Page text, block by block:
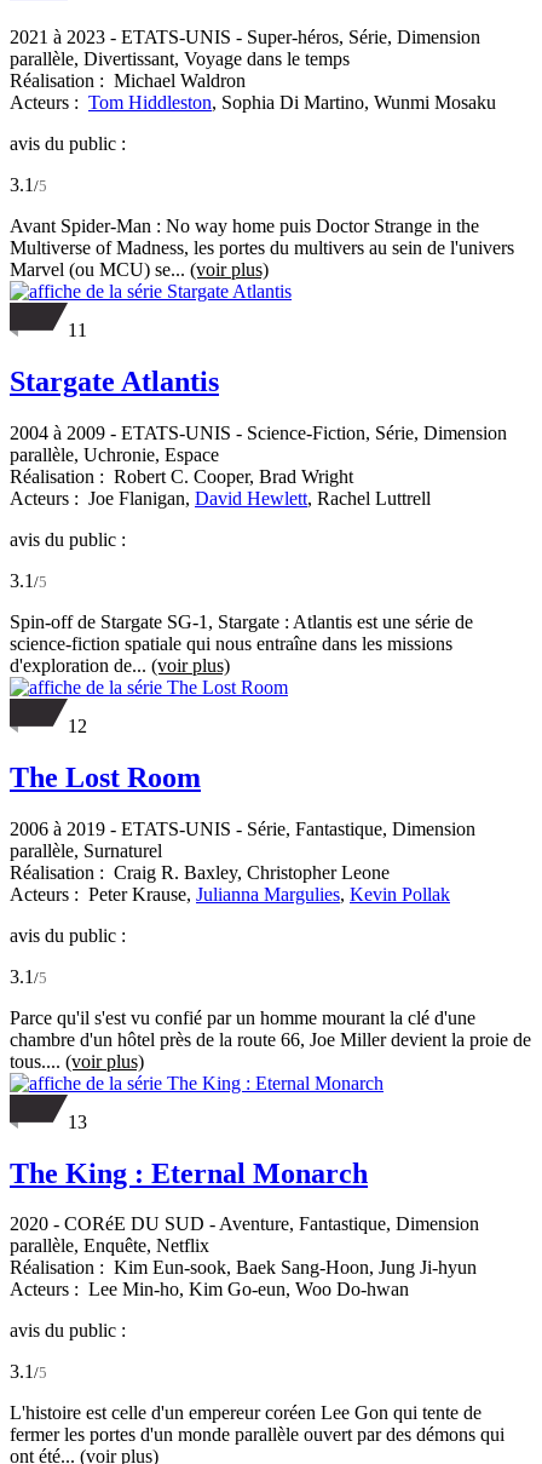
2021 à 2023 - ETATS-UNIS - Super-héros, Série, Dimension
parallèle, Divertissant, Voyage dans le temps
Réalisation : Michael Waldron
Acteurs : Tom Hiddleston, Sophia Di Martino, Wunmi Mosaku
avis du public :
3.1 /5
Avant Spider-Man : No way home puis Doctor Strange in the
Multiverse of Madness, les portes du multivers au sein de l'univers
Marvel (ou MCU) se... (voir plus)
11
Stargate Atlantis
2004 à 2009 - ETATS-UNIS - Science-Fiction, Série, Dimension
parallèle, Uchronie, Espace
Réalisation : Robert C. Cooper, Brad Wright
Acteurs : Joe Flanigan, David Hewlett, Rachel Luttrell
avis du public :
3.1 /5
Spin-off de Stargate SG-1, Stargate : Atlantis est une série de
science-fiction spatiale qui nous entraîne dans les missions
d'exploration de... (voir plus)
12
The Lost Room
2006 à 2019 - ETATS-UNIS - Série, Fantastique, Dimension
parallèle, Surnaturel
Réalisation : Craig R. Baxley, Christopher Leone
Acteurs : Peter Krause, Julianna Margulies, Kevin Pollak
avis du public :
3.1 /5
Parce qu'il s'est vu confié par un homme mourant la clé d'une
chambre d'un hôtel près de la route 66, Joe Miller devient la proie de
tous.... (voir plus)
13
The King : Eternal Monarch
2020 - CORéE DU SUD - Aventure, Fantastique, Dimension
parallèle, Enquête, Netflix
Réalisation : Kim Eun-sook, Baek Sang-Hoon, Jung Ji-hyun
Acteurs : Lee Min-ho, Kim Go-eun, Woo Do-hwan
avis du public :
3.1/5
L'histoire est celle d'un empereur coréen Lee Gon qui tente de
fermer les portes d'un monde parallèle ouvert par des démons qui
ont été... (voir plus)